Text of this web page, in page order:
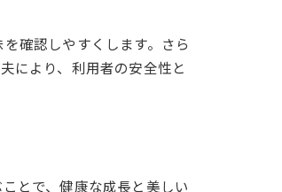
確認しやすくします。さら
により、利用者の安全性と
とで、健康な成長と美しい